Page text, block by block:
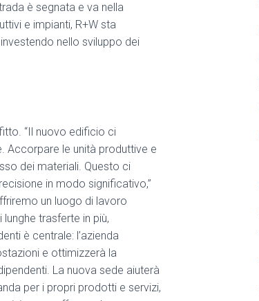
è segnata e va nella
e impianti, R+W sta
nello sviluppo dei
“Il nuovo edificio ci
Accorpare le unità produttive e
dei materiali. Questo ci
in modo significativo,”
un luogo di lavoro
trasferte in più,
è centrale: l’azienda
e ottimizzerà la
La nuova sede aiuterà
per i propri prodotti e servizi,